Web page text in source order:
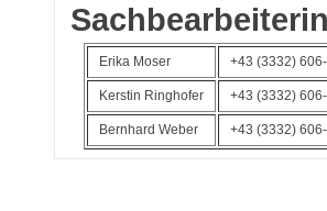
Erika Moser +43 (3332)
Kerstin Ringhofer +43 (3332)
Bernhard Weber +43 (3332)